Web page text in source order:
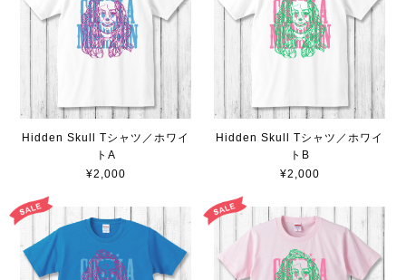
Hidden Skull Tシャツ／ホワイ
トA
¥2,000
Hidden Skull Tシャツ／ホワイ
トB
¥2,000